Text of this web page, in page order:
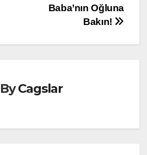
Baba’nın Oğluna
Bakın!
ByCagslar